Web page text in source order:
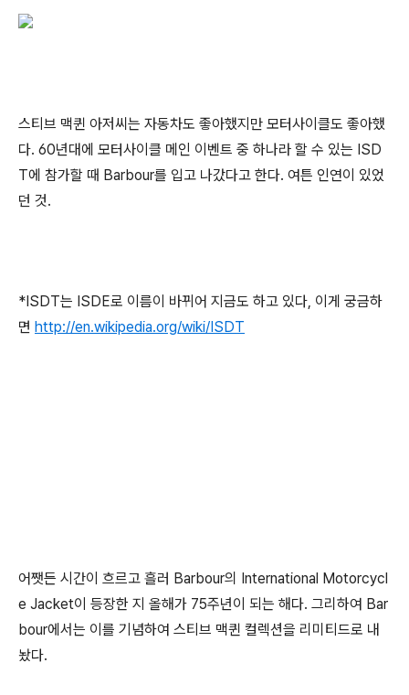
스티브 맥퀸 아저씨는 자동차도 좋아했지만 모터사이클도 좋아했
다. 60년대에 모터사이클 메인 이벤트 중 하나라 할 수 있는 ISD
T에 참가할 때 Barbour를 입고 나갔다고 한다. 여튼 인연이 있었
던 것.
*ISDT는 ISDE로 이름이 바뀌어 지금도 하고 있다, 이게 궁금하
면 http://en.wikipedia.org/wiki/ISDT
어쨋든 시간이 흐르고 흘러 Barbour의 International Motorcycl
e Jacket이 등장한 지 올해가 75주년이 되는 해다. 그리하여 Bar
bour에서는 이를 기념하여 스티브 맥퀸 컬렉션을 리미티드로 내
놨다.